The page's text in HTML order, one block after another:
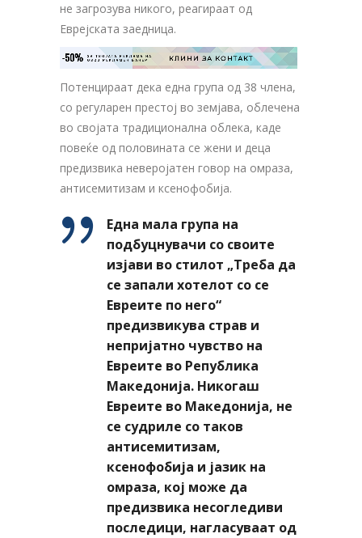
не загрозува никого, реагираат од
Еврејската заедница.
-50% ЗА ТВОЈАТА РЕКЛАМА НА
ОВОЈ РЕКЛАМЕН БАНЕР КЛИНИ ЗА КОНТАКТ
Потенцираат дека една група од 38 члена,
со регуларен престој во земјава, облечена
во својата традиционална облека, каде
повеќе од половината се жени и деца
предизвика неверојатен говор на омраза,
антисемитизам и ксенофобија.
Една мала група на
подбуцнувачи со своите
изјави во стилот „Треба да
се запали хотелот со се
Евреите по него“
предизвикува страв и
непријатно чувство на
Евреите во Република
Македонија. Никогаш
Евреите во Македонија, не
се судриле со таков
антисемитизам,
ксенофобија и јазик на
омраза, кој може да
предизвика несогледиви
последици, нагласуваат од